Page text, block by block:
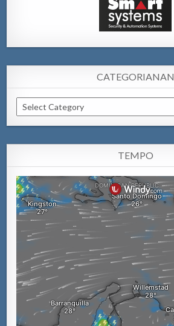
CATEGORIANAN
Categorianan
TEMPO